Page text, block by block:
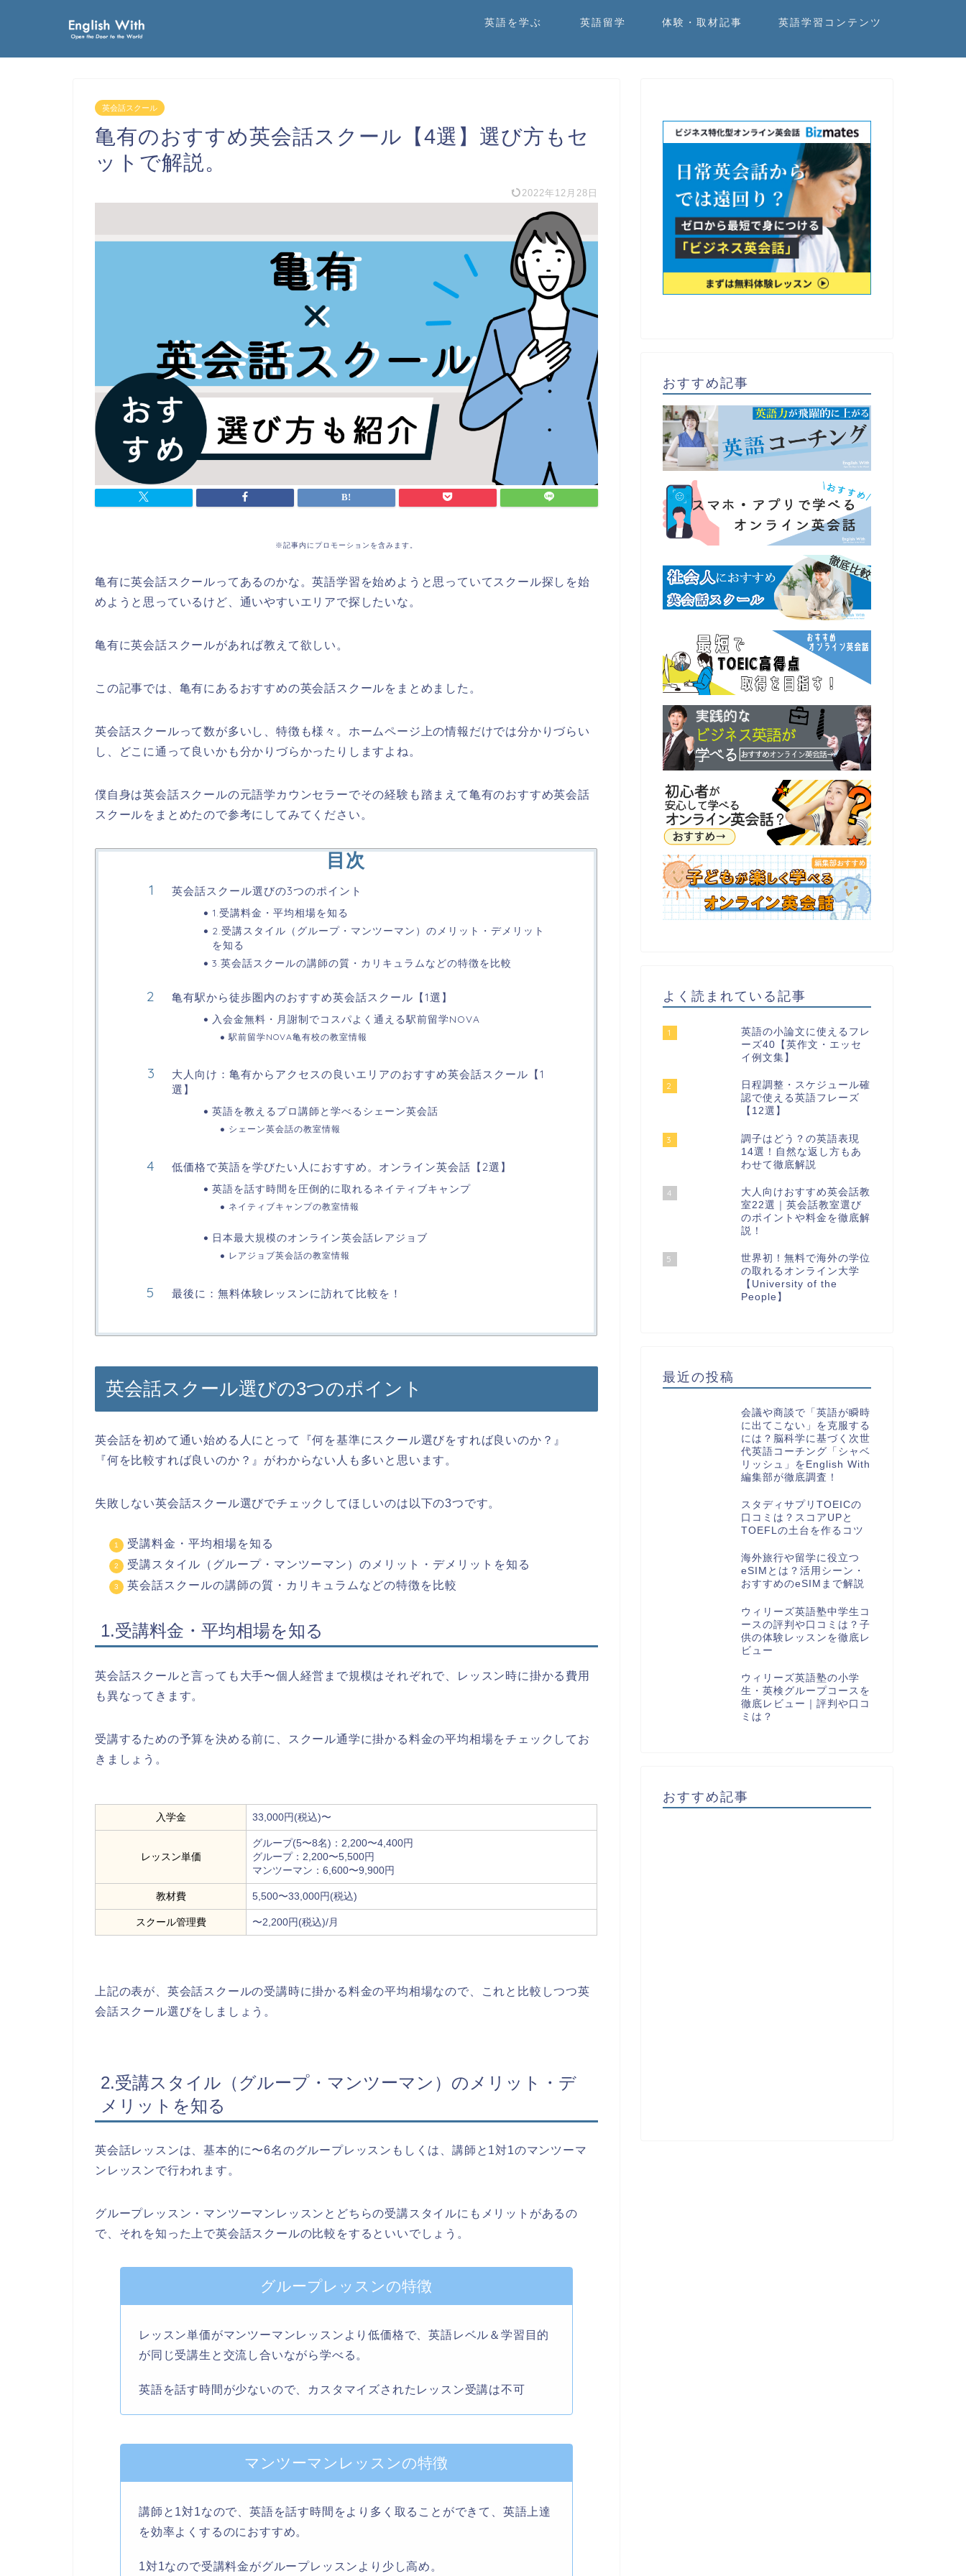
英語を学ぶ 英語留学 体験・取材記事 英語学習コンテンツ
英会話スクール
亀有のおすすめ英会話スクール【4選】選び方もセ
ットで解説。
2022年12月28日
※記事内にプロモーションを含みます。
亀有に英会話スクールってあるのかな。英語学習を始めようと思っていてスクール探しを始
めようと思っているけど、通いやすいエリアで探したいな。
亀有に英会話スクールがあれば教えて欲しい。
この記事では、亀有にあるおすすめの英会話スクールをまとめました。
英会話スクールって数が多いし、特徴も様々。ホームページ上の情報だけでは分かりづらい
し、どこに通って良いかも分かりづらかったりしますよね。
僕自身は英会話スクールの元語学カウンセラーでその経験も踏まえて亀有のおすすめ英会話
スクールをまとめたので参考にしてみてください。
目次
英会話スクール選びの3つのポイント
1.受講料金・平均相場を知る
2.受講スタイル（グループ・マンツーマン）のメリット・デメリット
を知る
3.英会話スクールの講師の質・カリキュラムなどの特徴を比較
亀有駅から徒歩圏内のおすすめ英会話スクール【1選】
入会金無料・月謝制でコスパよく通える駅前留学NOVA
駅前留学NOVA亀有校の教室情報
大人向け：亀有からアクセスの良いエリアのおすすめ英会話スクール【1
選】
英語を教えるプロ講師と学べるシェーン英会話
シェーン英会話の教室情報
低価格で英語を学びたい人におすすめ。オンライン英会話【2選】
英語を話す時間を圧倒的に取れるネイティブキャンプ
ネイティブキャンプの教室情報
日本最大規模のオンライン英会話レアジョブ
レアジョブ英会話の教室情報
最後に：無料体験レッスンに訪れて比較を！
英会話スクール選びの3つのポイント
英会話を初めて通い始める人にとって『何を基準にスクール選びをすれば良いのか？』
『何を比較すれば良いのか？』がわからない人も多いと思います。
失敗しない英会話スクール選びでチェックしてほしいのは以下の3つです。
受講料金・平均相場を知る
受講スタイル（グループ・マンツーマン）のメリット・デメリットを知る
英会話スクールの講師の質・カリキュラムなどの特徴を比較
1.受講料金・平均相場を知る
英会話スクールと言っても大手〜個人経営まで規模はそれぞれで、レッスン時に掛かる費用
も異なってきます。
受講するための予算を決める前に、スクール通学に掛かる料金の平均相場をチェックしてお
きましょう。
入学金 33,000円(税込)〜
レッスン単価
グループ(5〜8名)：2,200〜4,400円
グループ：2,200〜5,500円
マンツーマン：6,600〜9,900円
教材費 5,500〜33,000円(税込)
スクール管理費 〜2,200円(税込)/月
上記の表が、英会話スクールの受講時に掛かる料金の平均相場なので、これと比較しつつ英
会話スクール選びをしましょう。
2.受講スタイル（グループ・マンツーマン）のメリット・デ
メリットを知る
英会話レッスンは、基本的に〜6名のグループレッスンもしくは、講師と1対1のマンツーマ
ンレッスンで行われます。
グループレッスン・マンツーマンレッスンとどちらの受講スタイルにもメリットがあるの
で、それを知った上で英会話スクールの比較をするといいでしょう。
グループレッスンの特徴
レッスン単価がマンツーマンレッスンより低価格で、英語レベル＆学習目的
が同じ受講生と交流し合いながら学べる。
英語を話す時間が少ないので、カスタマイズされたレッスン受講は不可
マンツーマンレッスンの特徴
講師と1対1なので、英語を話す時間をより多く取ることができて、英語上達
を効率よくするのにおすすめ。
1対1なので受講料金がグループレッスンより少し高め。
おすすめ記事
よく読まれている記事
1
英語の小論文に使えるフレ
ーズ40【英作文・エッセ
イ例文集】
2
日程調整・スケジュール確
認で使える英語フレーズ
【12選】
3
調子はどう？の英語表現
14選！自然な返し方もあ
わせて徹底解説
4
大人向けおすすめ英会話教
室22選｜英会話教室選び
のポイントや料金を徹底解
説！
5
世界初！無料で海外の学位
の取れるオンライン大学
【University of the
People】
最近の投稿
会議や商談で「英語が瞬時
に出てこない」を克服する
には？脳科学に基づく次世
代英語コーチング「シャベ
リッシュ」をEnglish With
編集部が徹底調査！
スタディサプリTOEICの
口コミは？スコアUPと
TOEFLの土台を作るコツ
海外旅行や留学に役立つ
eSIMとは？活用シーン・
おすすめのeSIMまで解説
ウィリーズ英語塾中学生コ
ースの評判や口コミは？子
供の体験レッスンを徹底レ
ビュー
ウィリーズ英語塾の小学
生・英検グループコースを
徹底レビュー｜評判や口コ
ミは？
おすすめ記事